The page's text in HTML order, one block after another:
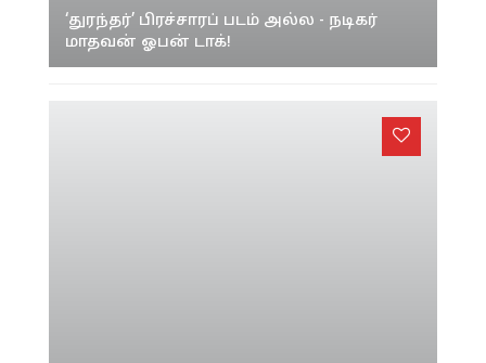
‘துரந்தர்’ பிரச்சாரப் படம் அல்ல - நடிகர்
மாதவன் ஓபன் டாக்!